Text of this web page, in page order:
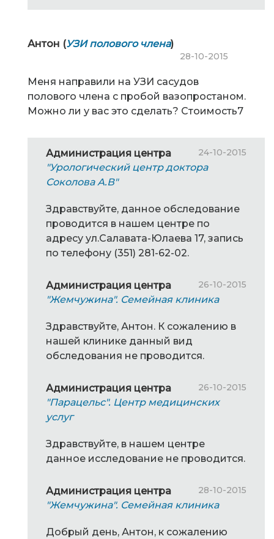
Антон (УЗИ полового члена)
28-10-2015
Меня направили на УЗИ сасудов
полового члена с пробой вазопростаном.
Можно ли у вас это сделать? Стоимость7
Администрация центра 24-10-2015
"Урологический центр доктора
Соколова А.В"
Здравствуйте, данное обследование
проводится в нашем центре по
адресу ул.Салавата-Юлаева 17, запись
по телефону (351) 281-62-02.
Администрация центра 26-10-2015
"Жемчужина". Семейная клиника
Здравствуйте, Антон. К сожалению в
нашей клинике данный вид
обследования не проводится.
Администрация центра 26-10-2015
"Парацельс". Центр медицинских
услуг
Здравствуйте, в нашем центре
данное исследование не проводится.
Администрация центра 28-10-2015
"Жемчужина". Семейная клиника
Добрый день, Антон, к сожалению